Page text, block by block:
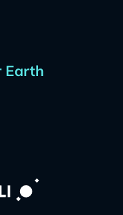
Earth